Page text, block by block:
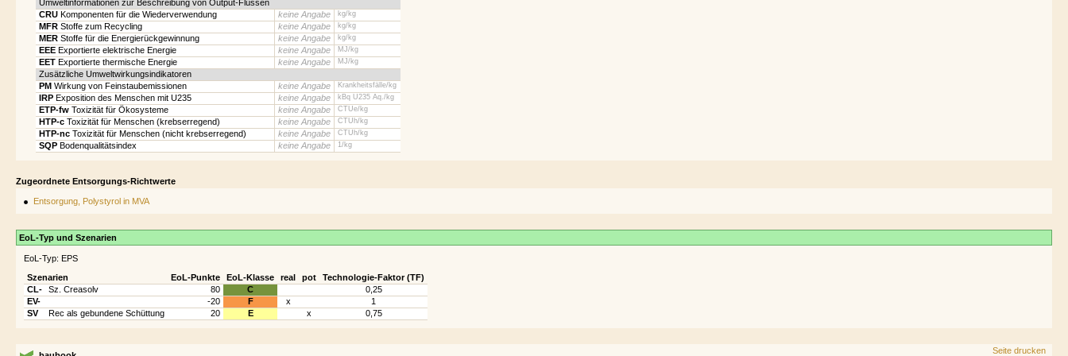
Umweltinformationen zur Beschreibung von Output-Flüssen
CRU Komponenten für die Wiederverwendung keine Angabe kg/kg
MFR Stoffe zum Recycling keine Angabe kg/kg
MER Stoffe für die Energierückgewinnung keine Angabe kg/kg
EEE Exportierte elektrische Energie keine Angabe MJ/kg
EET Exportierte thermische Energie keine Angabe MJ/kg
Zusätzliche Umweltwirkungsindikatoren
PM Wirkung von Feinstaubemissionen keine Angabe Krankheitsfälle/kg
IRP Exposition des Menschen mit U235 keine Angabe kBq U235 Äq./kg
ETP-fw Toxizität für Ökosysteme keine Angabe CTUe/kg
HTP-c Toxizität für Menschen (krebserregend) keine Angabe CTUh/kg
HTP-nc Toxizität für Menschen (nicht krebserregend) keine Angabe CTUh/kg
SQP Bodenqualitätsindex keine Angabe 1/kg
Zugeordnete Entsorgungs-Richtwerte
Entsorgung, Polystyrol in MVA
EoL-Typ und Szenarien
EoL-Typ: EPS
Szenarien
EoL-Punkte EoL-Klasse real pot
Technologie-Faktor (TF)
CL-
Sz. Creasolv 80 C
0,25
EV-
-20 F x
1
SV
Rec als gebundene Schüttung 20 E x 0,75
Seite drucken